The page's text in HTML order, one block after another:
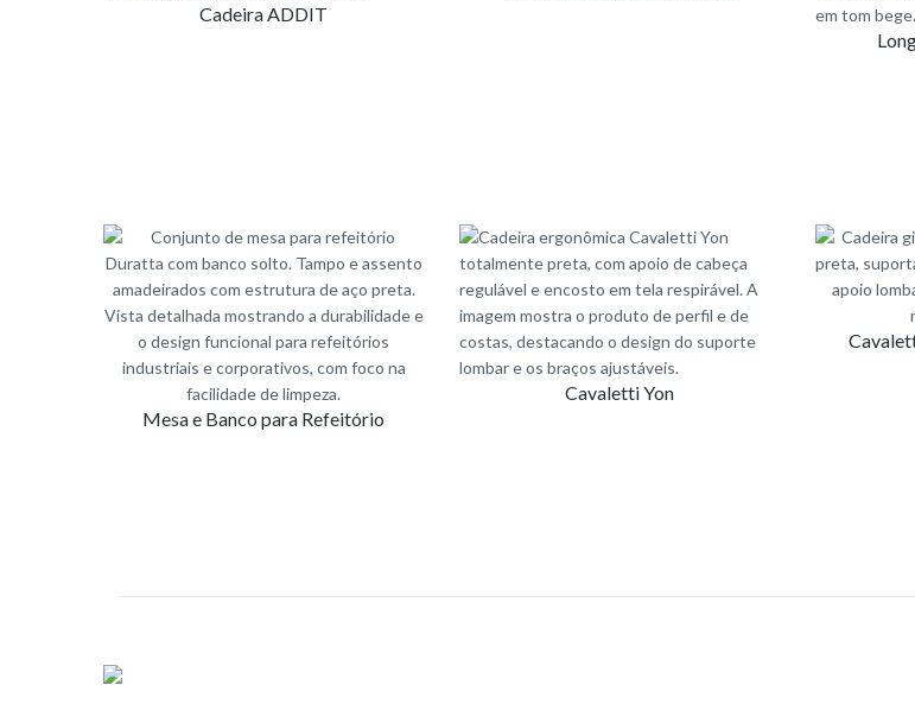
Cadeira ADDIT
Mesa e Banco para Refeitório
Cavaletti Yon